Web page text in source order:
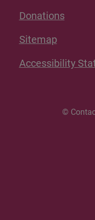
Donations
Sitemap
Accessibility
©